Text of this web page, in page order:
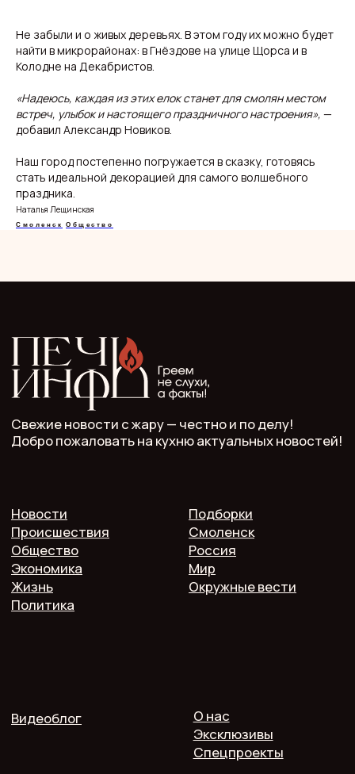
Не забыли и о живых деревьях. В этом году их можно будет
найти в микрорайонах: в Гнёздове на улице Щорса и в
Колодне на Декабристов.
«Надеюсь, каждая из этих елок станет для смолян местом
встреч, улыбок и настоящего праздничного настроения», —
добавил Александр Новиков.
Наш город постепенно погружается в сказку, готовясь
стать идеальной декорацией для самого волшебного
праздника.
Наталья Лещинская
Смоленск Общество
Жизнь
Политика
Окружные вести
Видеоблог
О нас
Эксклюзивы
2025 @ Печь.Инфо
СМИ Печь.Инфо зарегистрировано
в Роскомнадзоре.
Запись в реестре зарегистрированных СМИ:
серия Эл Nº ФС77−89949 oт 15 августа 2025 г.
Учредитель: ООО "Мелодия"
Главный редактор: Кулькова А.С.
Телефон: 7 952 536 3336
Почта: redaktor.pech.info@yandex.ru
с мнением авторов.
Публичная оферта
Пользовательское соглашение
Политика конфиденциальности
Согласие на обработку персональных данных